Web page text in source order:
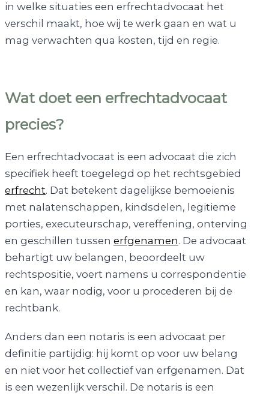
in welke situaties een erfrechtadvocaat het
verschil maakt, hoe wij te werk gaan en wat u
mag verwachten qua kosten, tijd en regie.
Wat doet een erfrechtadvocaat
precies?
Een erfrechtadvocaat is een advocaat die zich
specifiek heeft toegelegd op het rechtsgebied
erfrecht. Dat betekent dagelijkse bemoeienis
met nalatenschappen, kindsdelen, legitieme
porties, executeurschap, vereffening, onterving
en geschillen tussen erfgenamen. De advocaat
behartigt uw belangen, beoordeelt uw
rechtspositie, voert namens u correspondentie
en kan, waar nodig, voor u procederen bij de
rechtbank.
Anders dan een notaris is een advocaat per
definitie partijdig: hij komt op voor uw belang
en niet voor het collectief van erfgenamen. Dat
is een wezenlijk verschil. De notaris is een